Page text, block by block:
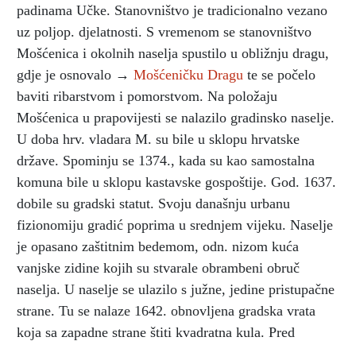
padinama Učke. Stanovništvo je tradicionalno vezano
uz poljop. djelatnosti. S vremenom se stanovništvo
Mošćenica i okolnih naselja spustilo u obližnju dragu,
gdje je osnovalo → Mošćeničku Dragu te se počelo
baviti ribarstvom i pomorstvom. Na položaju
Mošćenica u prapovijesti se nalazilo gradinsko naselje.
U doba hrv. vladara M. su bile u sklopu hrvatske
države. Spominju se 1374., kada su kao samostalna
komuna bile u sklopu kastavske gospoštije. God. 1637.
dobile su gradski statut. Svoju današnju urbanu
fizionomiju gradić poprima u srednjem vijeku. Naselje
je opasano zaštitnim bedemom, odn. nizom kuća
vanjske zidine kojih su stvarale obrambeni obruč
naselja. U naselje se ulazilo s južne, jedine pristupačne
strane. Tu se nalaze 1642. obnovljena gradska vrata
koja sa zapadne strane štiti kvadratna kula. Pred